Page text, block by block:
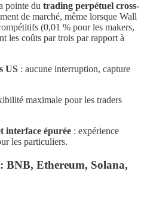
pointe du trading perpétuel cross-
de marché, même lorsque Wall
(0,01 % pour les makers,
les coûts par trois par rapport à
US : aucune interruption, capture
maximale pour les traders
interface épurée : expérience
les particuliers.
Ethereum, Solana,